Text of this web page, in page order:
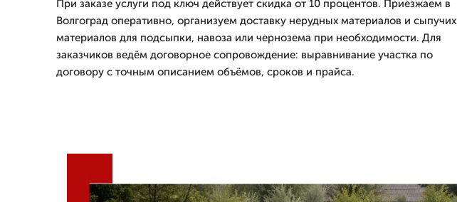
При заказе услуги под ключ действует скидка от 10 процентов. Приезжаем в
Волгоград оперативно, организуем доставку нерудных материалов и сыпучих
материалов для подсыпки, навоза или чернозема при необходимости. Для
заказчиков ведём договорное сопровождение: выравнивание участка по
договору с точным описанием объёмов, сроков и прайса.